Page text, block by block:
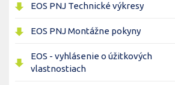
EOS PNJ Technické výkresy
EOS PNJ Montážne pokyny
EOS - vyhlásenie o úžitkových
vlastnostiach